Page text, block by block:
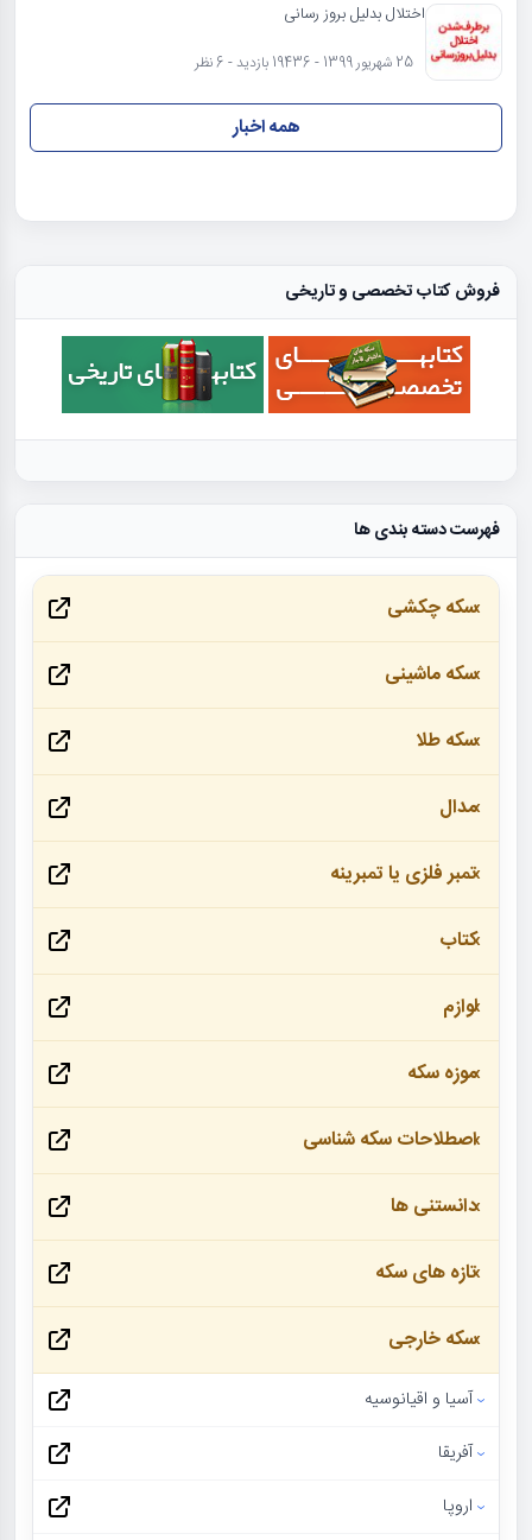
اختلال بدلیل بروز رسانی
25 شهریور 1399 - 19436 بازدید - 6 نظر
همه اخبار
فروش کتاب تخصصی و تاریخی
فهرست دسته بندی ها
سکه چکشی
سکه ماشینی
سکه طلا
مدال
تمبر فلزی یا تمبرینه
کتاب
لوازم
موزه سکه
اصطلاحات سکه شناسی
دانستنی ها
تازه های سکه
سکه خارجی
آسیا و اقیانوسیه
آفریقا
اروپا